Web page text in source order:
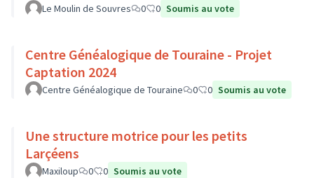
Le Moulin de Souvres 0 0 Soumis au vote
Centre Généalogique de Touraine - Projet
Captation 2024
Centre Généalogique de Touraine 0 0 Soumis au vote
Une structure motrice pour les petits
Larçéens
Maxiloup 0 0 Soumis au vote